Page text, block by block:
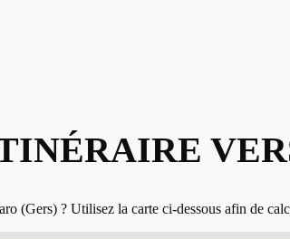
(Gers) ? Utilisez la carte ci-dessous afin de